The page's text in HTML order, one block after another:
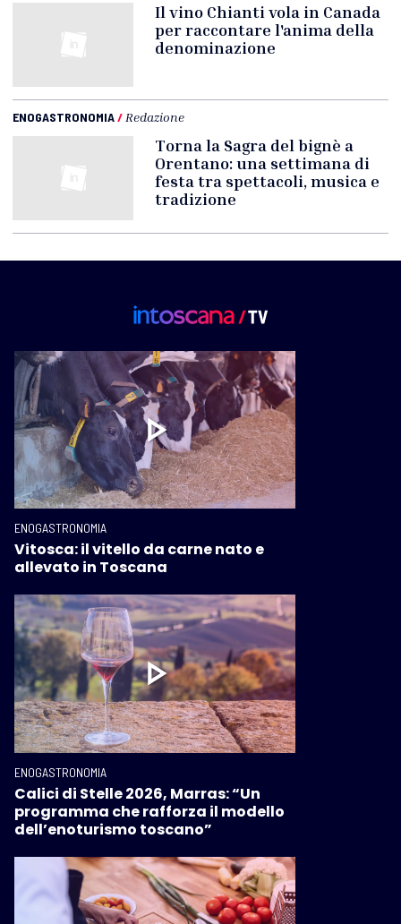
Il vino Chianti vola in Canada
per raccontare l'anima della
denominazione
ENOGASTRONOMIA/ Redazione
Torna la Sagra del bignè a
Orentano: una settimana di
festa tra spettacoli, musica e
tradizione
ENOGASTRONOMIA
Vitosca: il vitello da carne nato e
allevato in Toscana
ENOGASTRONOMIA
Calici di Stelle 2026, Marras: “Un
programma che rafforza il modello
dell’enoturismo toscano”